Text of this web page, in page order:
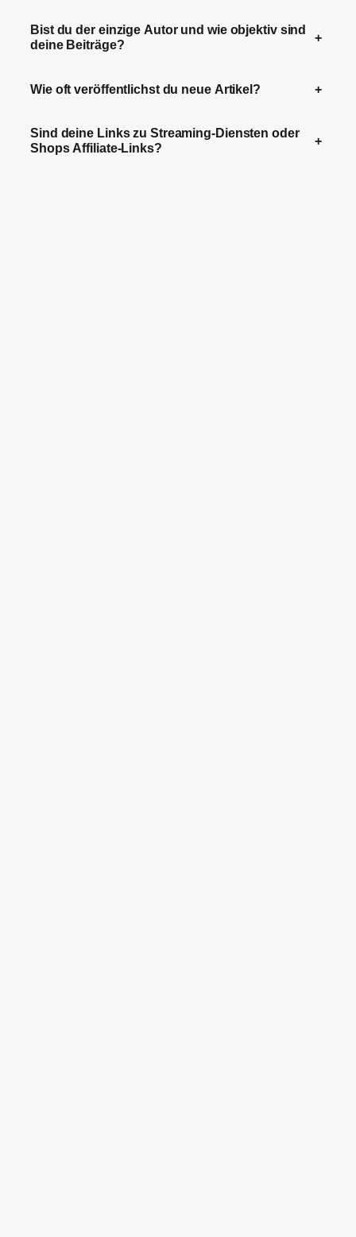
Bist du der einzige Autor und wie objektiv sind
deine Beiträge?
+
Wie oft veröffentlichst du neue Artikel? +
Sind deine Links zu Streaming-Diensten oder
Shops Affiliate-Links?
+